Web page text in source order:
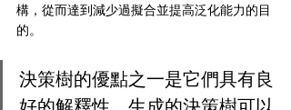
構，從而達到減少過擬合並提高泛化能力的目
的。
決策樹的優點之一是它們具有良